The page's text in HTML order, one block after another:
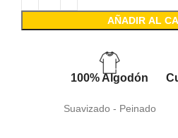
AÑADIR AL
100% Algodón
Suavizado - Peinado